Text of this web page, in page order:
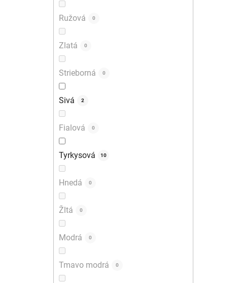
Ružová 0
Zlatá 0
Strieborná 0
Sivá 2
Fialová 0
Tyrkysová 10
Hnedá 0
Žltá 0
Modrá 0
Tmavo modrá 0